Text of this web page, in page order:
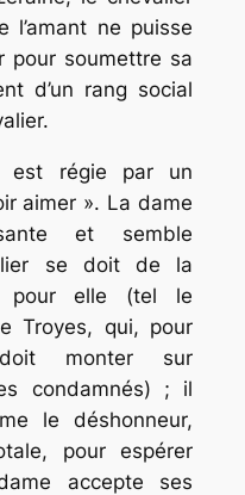
l’amant ne puisse
pour soumettre sa
d’un rang social
est régie par un
aimer ». La dame
et semble
se doit de la
pour elle (tel le
Troyes, qui, pour
monter sur
condamnés) ; il
le déshonneur,
pour espérer
accepte ses